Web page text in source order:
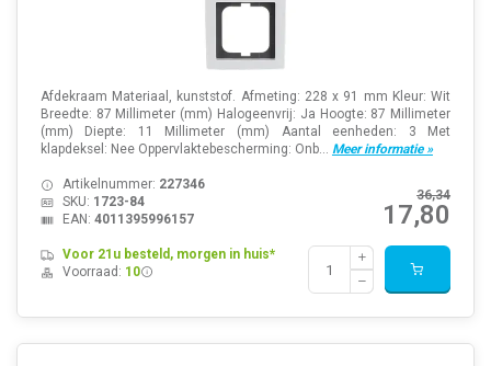
Afdekraam Materiaal, kunststof. Afmeting: 228 x 91 mm Kleur: Wit
Breedte: 87 Millimeter (mm) Halogeenvrij: Ja Hoogte: 87 Millimeter
(mm) Diepte: 11 Millimeter (mm) Aantal eenheden: 3 Met
klapdeksel: Nee Oppervlaktebescherming: Onb... Meer informatie »
36,34
17,80
Artikelnummer: 227346
SKU: 1723-84
EAN: 4011395996157
Voor 21u besteld, morgen in huis*
Voorraad: 10